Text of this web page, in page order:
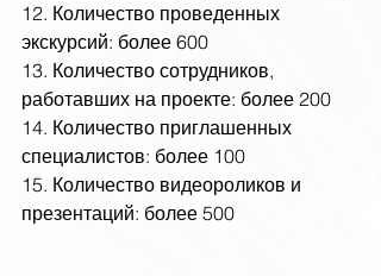
12. Количество проведенных
экскурсий: более 600
13. Количество сотрудников,
работавших на проекте: более 200
14. Количество приглашенных
специалистов: более 100
15. Количество видеороликов и
презентаций: более 500